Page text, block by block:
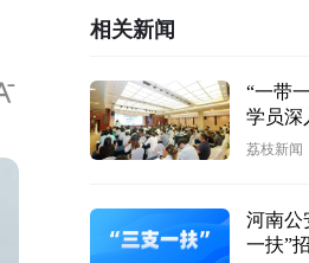
相关新闻
“一带
学员深
华西医
荔枝新闻
河南公
一扶”